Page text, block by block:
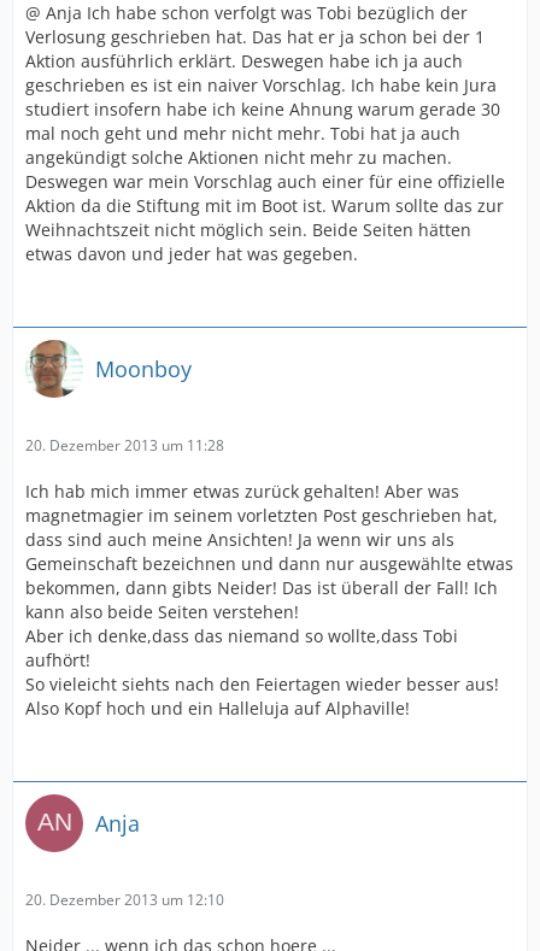
@ Anja Ich habe schon verfolgt was Tobi bezüglich der
Verlosung geschrieben hat. Das hat er ja schon bei der 1
Aktion ausführlich erklärt. Deswegen habe ich ja auch
geschrieben es ist ein naiver Vorschlag. Ich habe kein Jura
studiert insofern habe ich keine Ahnung warum gerade 30
mal noch geht und mehr nicht mehr. Tobi hat ja auch
angekündigt solche Aktionen nicht mehr zu machen.
Deswegen war mein Vorschlag auch einer für eine offizielle
Aktion da die Stiftung mit im Boot ist. Warum sollte das zur
Weihnachtszeit nicht möglich sein. Beide Seiten hätten
etwas davon und jeder hat was gegeben.
Moonboy
20. Dezember 2013 um 11:28
Ich hab mich immer etwas zurück gehalten! Aber was
magnetmagier im seinem vorletzten Post geschrieben hat,
dass sind auch meine Ansichten! Ja wenn wir uns als
Gemeinschaft bezeichnen und dann nur ausgewählte etwas
bekommen, dann gibts Neider! Das ist überall der Fall! Ich
kann also beide Seiten verstehen!
Aber ich denke,dass das niemand so wollte,dass Tobi
aufhört!
So vieleicht siehts nach den Feiertagen wieder besser aus!
Also Kopf hoch und ein Halleluja auf Alphaville!
Anja
20. Dezember 2013 um 12:10
Neider ... wenn ich das schon hoere ...